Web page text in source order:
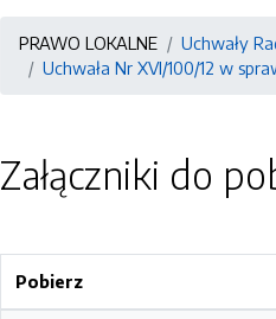
PRAWO LOKALNE Uchwały
Uchwała Nr XVI/100/12 w
Załączniki do
Pobierz